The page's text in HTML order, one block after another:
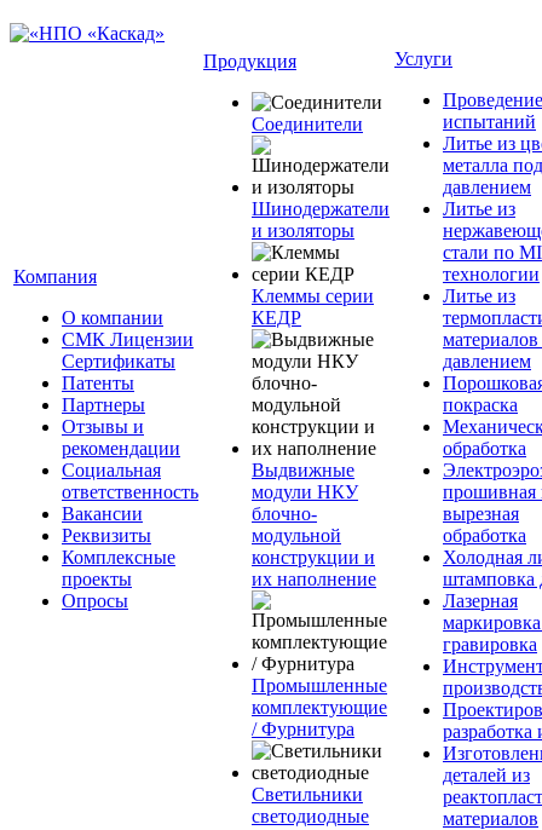
Компания
О компании
СМК Лицензии
Сертификаты
Патенты
Партнеры
Отзывы и
рекомендации
Социальная
ответственность
Вакансии
Реквизиты
Комплексные
проекты
Опросы
Продукция
Соединители
Шинодержатели
и изоляторы
Клеммы серии
КЕДР
Выдвижные
модули НКУ
блочно-
модульной
конструкции и
их наполнение
Промышленные
комплектующие
/ Фурнитура
Светильники
светодиодные
Услуги
Проведение
испытаний
Литье из
металла под
давлением
Литье из
стали по
технологии
Литье из
давлением
покраска
обработка
прошивная
вырезная
обработка
Холодная
штамповка
Лазерная
гравировка
разработка
деталей из
материалов